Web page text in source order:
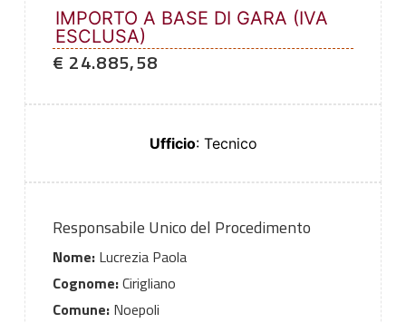
IMPORTO A BASE DI GARA (IVA
ESCLUSA)
€ 24.885,58
Ufficio: Tecnico
Responsabile Unico del Procedimento
Nome:Lucrezia Paola
Cognome:Cirigliano
Comune:Noepoli